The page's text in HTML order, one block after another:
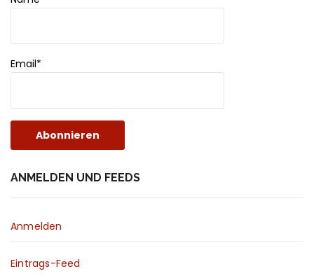
Email*
ANMELDEN UND FEEDS
Anmelden
Eintrags-Feed